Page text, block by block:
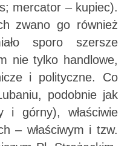
mercator – kupiec).
zwano go również
sporo szersze
nie tylko handlowe,
i polityczne. Co
podobnie jak
i górny), właściwie
– właściwym i tzw.